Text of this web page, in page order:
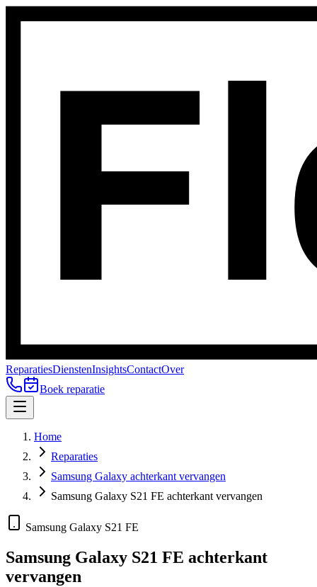
ReparatiesDienstenInsightsContactOver
Boek reparatie
Home
Reparaties
Samsung Galaxy achterkant vervangen
Samsung Galaxy S21 FE achterkant vervangen
Samsung Galaxy S21 FE
Samsung Galaxy S21 FE achterkant
vervangen